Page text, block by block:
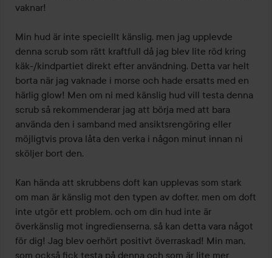
vaknar!
Min hud är inte speciellt känslig, men jag upplevde
denna scrub som rätt kraftfull då jag blev lite röd kring
käk-/kindpartiet direkt efter användning. Detta var helt
borta när jag vaknade i morse och hade ersatts med en
härlig glow! Men om ni med känslig hud vill testa denna
scrub så rekommenderar jag att börja med att bara
använda den i samband med ansiktsrengöring eller
möjligtvis prova låta den verka i någon minut innan ni
sköljer bort den.
Kan hända att skrubbens doft kan upplevas som stark
om man är känslig mot den typen av dofter, men om doft
inte utgör ett problem, och om din hud inte är
överkänslig mot ingredienserna, så kan detta vara något
för dig! Jag blev oerhört positivt överraskad! Min man,
som också fick testa på denna och som är lite mer